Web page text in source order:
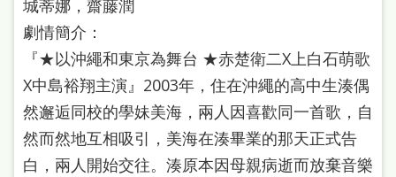
處
理
辦
法
聯
絡
城蒂娜，齋藤潤
劇情簡介：
『★以沖繩和東京為舞台 ★赤楚衛二X上白石萌歌
X中島裕翔主演』2003年，住在沖繩的高中生湊偶
然邂逅同校的學妹美海，兩人因喜歡同一首歌，自
然而然地互相吸引，美海在湊畢業的那天正式告
白，兩人開始交往。湊原本因母親病逝而放棄音樂